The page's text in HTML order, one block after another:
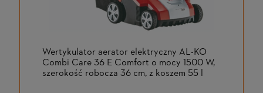
Wertykulator aerator elektryczny AL-KO
Combi Care 36 E Comfort o mocy 1500 W,
szerokość robocza 36 cm, z koszem 55 l